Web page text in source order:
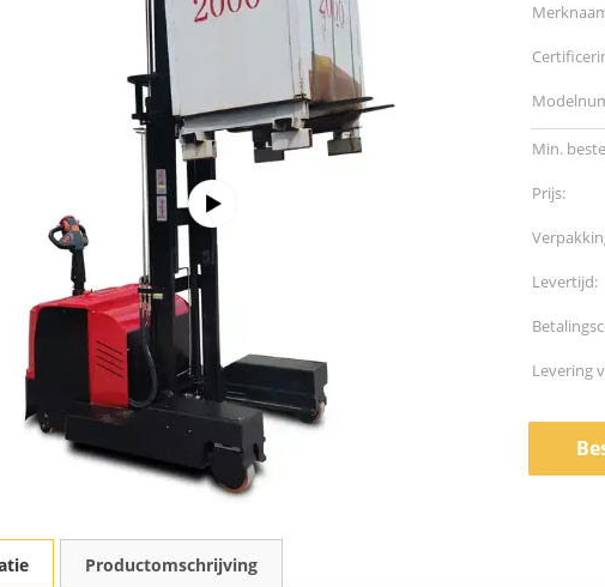
Min.
Prijs:
Levertijd:
Levering
Productomschrijving